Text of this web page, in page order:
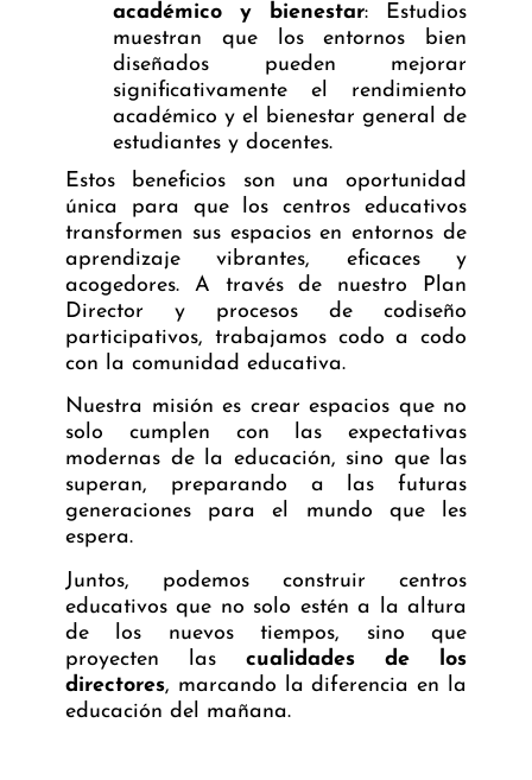
académico y bienestar: Estudios
muestran que los entornos bien
diseñados pueden mejorar
significativamente el rendimiento
académico y el bienestar general de
estudiantes y docentes.
Estos beneficios son una oportunidad
única para que los centros educativos
transformen sus espacios en entornos de
aprendizaje vibrantes, eficaces y
acogedores. A través de nuestro Plan
Director y procesos de codiseño
participativos, trabajamos codo a codo
con la comunidad educativa.
Nuestra misión es crear espacios que no
solo cumplen con las expectativas
modernas de la educación, sino que las
superan, preparando a las futuras
generaciones para el mundo que les
espera.
Juntos, podemos construir centros
educativos que no solo estén a la altura
de los nuevos tiempos, sino que
proyecten las cualidades de los
directores, marcando la diferencia en la
educación del mañana.